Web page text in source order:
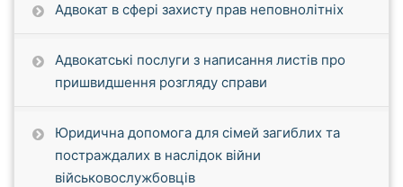
Адвокат в сфері захисту прав неповнолітніх
Адвокатські послуги з написання листів про
пришвидшення розгляду справи
Юридична допомога для сімей загиблих та
постраждалих в наслідок війни
військовослужбовців